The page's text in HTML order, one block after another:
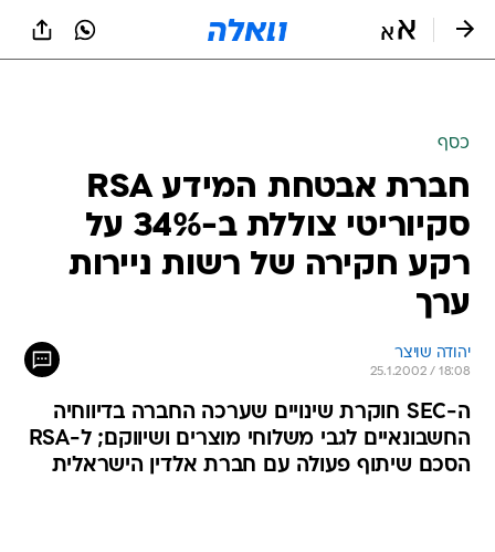
כסף
חברת אבטחת המידע RSA
סקיוריטי צוללת ב-34% על
רקע חקירה של רשות ניירות
ערך
יהודה שויצר
25.1.2002 / 18:08
ה-SEC חוקרת שינויים שערכה החברה בדיווחיה
החשבונאיים לגבי משלוחי מוצרים ושיווקם; ל-RSA
הסכם שיתוף פעולה עם חברת אלדין הישראלית